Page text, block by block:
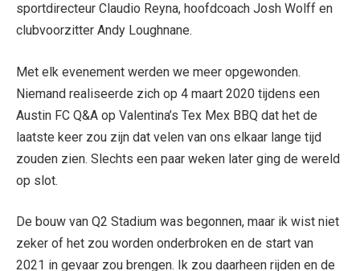
sportdirecteur Claudio Reyna, hoofdcoach Josh Wolff en
clubvoorzitter Andy Loughnane.
Met elk evenement werden we meer opgewonden.
Niemand realiseerde zich op 4 maart 2020 tijdens een
Austin FC Q&A op Valentina’s Tex Mex BBQ dat het de
laatste keer zou zijn dat velen van ons elkaar lange tijd
zouden zien. Slechts een paar weken later ging de wereld
op slot.
De bouw van Q2 Stadium was begonnen, maar ik wist niet
zeker of het zou worden onderbroken en de start van
2021 in gevaar zou brengen. Ik zou daarheen rijden en de